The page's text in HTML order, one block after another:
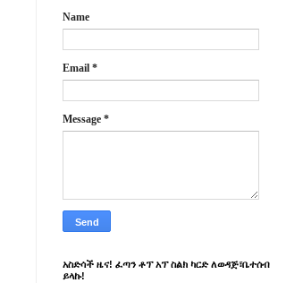
Name
Email *
Message *
አስድሳች ዜና! ፈጣን ቶፕ አፕ ስልክ ካርድ ለወዳጅ፣ቤተሰብ
ይላኩ!